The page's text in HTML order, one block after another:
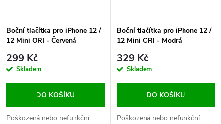
Boční tlačítka pro iPhone 12 /
12 Mini ORI - Červená
299 Kč
Skladem
DO KOŠÍKU
Poškozená nebo nefunkční
Boční tlačítka pro iPhone 12 /
12 Mini ORI - Modrá
329 Kč
Skladem
DO KOŠÍKU
Poškozená nebo nefunkční